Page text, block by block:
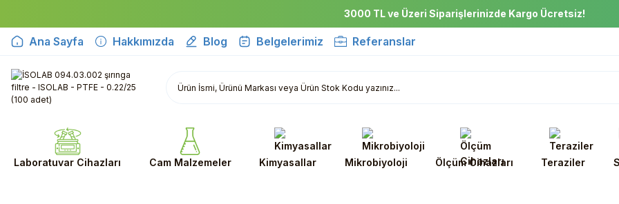
3000 TL ve Üzeri Siparişlerinizde Kargo Ücretsiz!
Ana Sayfa Hakkımızda Blog Belgelerimiz Referanslar
Laboratuvar Cihazları Cam Malzemeler Kimyasallar Mikrobiyoloji Ölçüm Cihazları Teraziler